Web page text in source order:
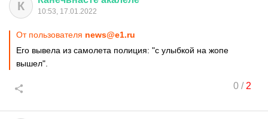
К 10:53, 17.01.2022
От пользователя news@e1.ru
Его вывела из самолета полиция: "с улыбкой на жопе
вышел".
0/ 2